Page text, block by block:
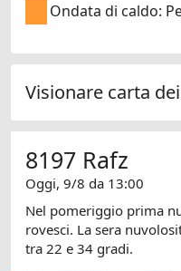
Ondata di caldo:
Visionare carta
8197 Rafz
Oggi, 9/8 da 13:00
Nel pomeriggio prima
rovesci. La sera
tra 22 e 34 gradi.